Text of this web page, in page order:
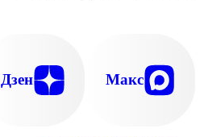
Дзен Макс